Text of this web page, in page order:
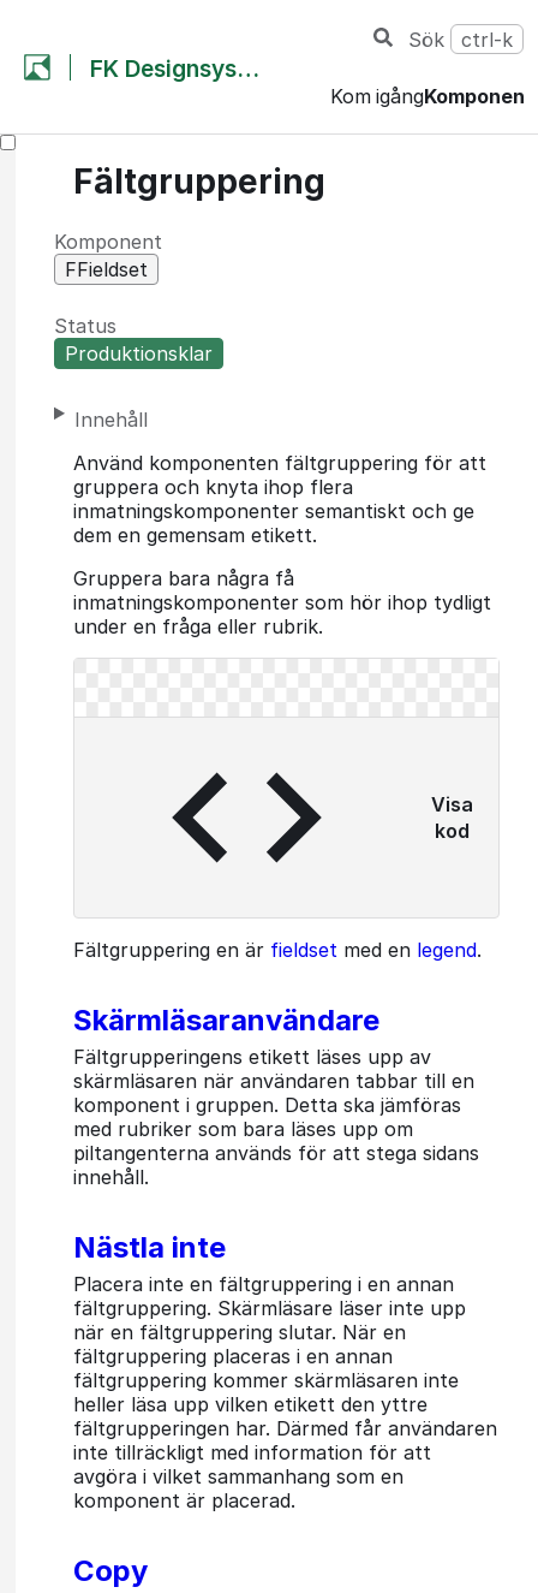
FK Designsystem
Kom igång
Sök ctrl-k
Fältgruppering
Komponent
FFieldset
Status
Produktionsklar
Innehåll
Använd komponenten fältgruppering för att
gruppera och knyta ihop flera
inmatningskomponenter semantiskt och ge
dem en gemensam etikett.
Gruppera bara några få
inmatningskomponenter som hör ihop tydligt
under en fråga eller rubrik.
Visa
kod
Fältgruppering en är fieldset med en legend.
Skärmläsaranvändare
Fältgrupperingens etikett läses upp av
skärmläsaren när användaren tabbar till en
komponent i gruppen. Detta ska jämföras
med rubriker som bara läses upp om
piltangenterna används för att stega sidans
innehåll.
Nästla inte
Placera inte en fältgruppering i en annan
fältgruppering. Skärmläsare läser inte upp
när en fältgruppering slutar. När en
fältgruppering placeras i en annan
fältgruppering kommer skärmläsaren inte
heller läsa upp vilken etikett den yttre
fältgrupperingen har. Därmed får användaren
inte tillräckligt med information för att
avgöra i vilket sammanhang som en
komponent är placerad.
Copy